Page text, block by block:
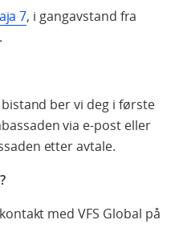
7, i gangavstand fra
ber vi deg i første
via e-post eller
etter avtale.
med VFS Global på